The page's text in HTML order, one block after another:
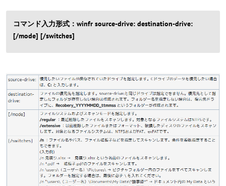
コマンド入力形式：winfr source-drive: destination-drive:
[/mode] [/switches]